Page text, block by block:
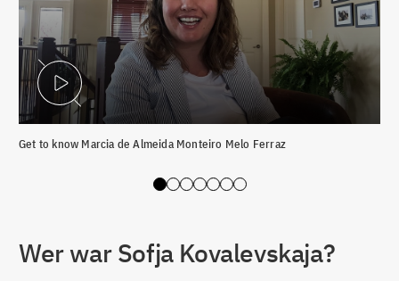
Video abspielen
Get to know Marcia de Almeida Monteiro Melo Ferraz
Slide 0
Slide 1
Slide 2
Slide 3
Slide 4
Slide 5
Slide 6
Wer war Sofja Kovalevskaja?